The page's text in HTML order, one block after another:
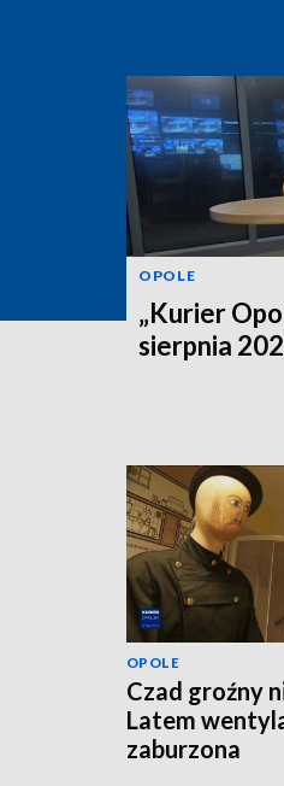
OPOLE
„Kurier
sierpnia
OPOLE
Czad groźny
Latem
zaburzona